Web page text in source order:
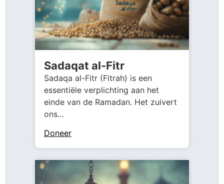
Sadaqat al-Fitr
Sadaqa al-Fitr (Fitrah) is een
essentiële verplichting aan het
einde van de Ramadan. Het zuivert
ons…
Doneer